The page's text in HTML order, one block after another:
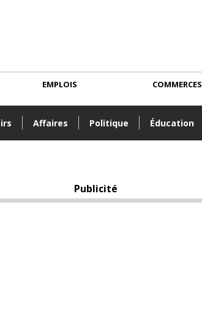
Affaires Politique Éducation
EMPLOIS COMMERCES
Publicité